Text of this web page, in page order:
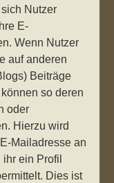
Nutzer
E-
Wenn Nutzer
auf anderen
Beiträge
so deren
oder
Hierzu wird
Mailadresse an
ein Profil
Dies ist